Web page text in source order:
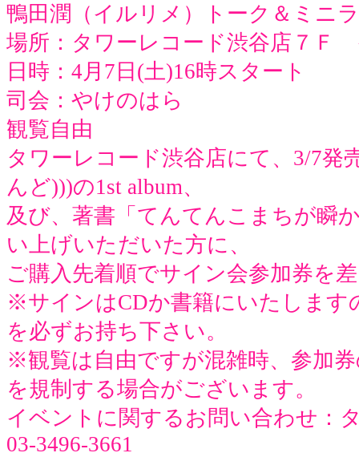
鴨田潤（イルリメ）トーク＆ミニ
場所：タワーレコード渋谷店７
日時：4月7日(土)16時スタート
司会：やけのはら
観覧自由
タワーレコード渋谷店にて、3/7発
んど)))の1st album、
及び、著書「てんてんこまちが瞬
い上げいただいた方に、
ご購入先着順でサイン会参加券を
※サインはCDか書籍にいたします
を必ずお持ち下さい。
※観覧は自由ですが混雑時、参加
を規制する場合がございます。
イベントに関するお問い合わせ
03-3496-3661